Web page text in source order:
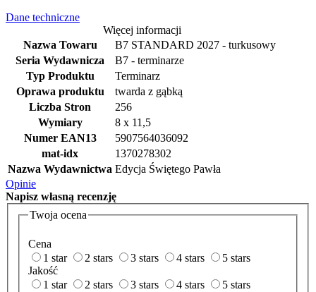
Dane techniczne
Więcej informacji
Nazwa Towaru
B7 STANDARD 2027 - turkusowy
Seria Wydawnicza
B7 - terminarze
Typ Produktu
Terminarz
Oprawa produktu
twarda z gąbką
Liczba Stron
256
Wymiary
8 x 11,5
Numer EAN13
5907564036092
mat-idx
1370278302
Nazwa Wydawnictwa Edycja Świętego Pawła
Opinie
Napisz własną recenzję
Twoja ocena
Cena
1 star
2 stars 3 stars 4 stars
5 stars
Jakość
1 star
2 stars 3 stars 4 stars 5 stars